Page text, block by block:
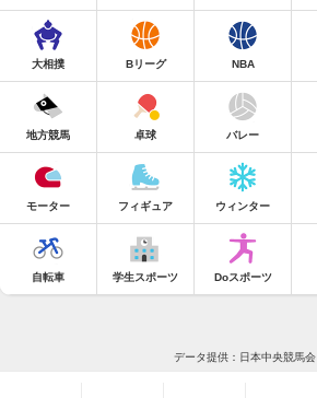
大相撲 Bリーグ NBA
地方競馬 卓球 バレー
モーター フィギュア ウィンター
自転車 学生スポーツ Doスポーツ
データ提供：日本中央競馬会